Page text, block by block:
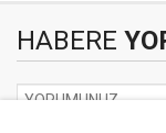
HABERE